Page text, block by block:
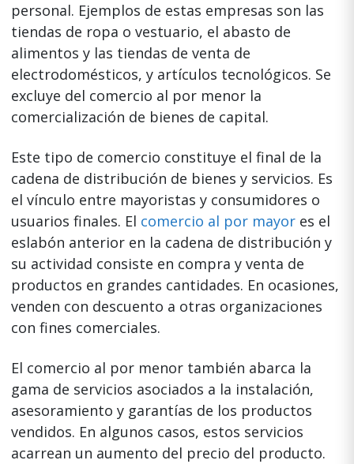
personal. Ejemplos de estas empresas son las
tiendas de ropa o vestuario, el abasto de
alimentos y las tiendas de venta de
electrodomésticos, y artículos tecnológicos. Se
excluye del comercio al por menor la
comercialización de bienes de capital.
Este tipo de comercio constituye el final de la
cadena de distribución de bienes y servicios. Es
el vínculo entre mayoristas y consumidores o
usuarios finales. El comercio al por mayores el
eslabón anterior en la cadena de distribución y
su actividad consiste en compra y venta de
productos en grandes cantidades. En ocasiones,
venden con descuento a otras organizaciones
con fines comerciales.
El comercio al por menor también abarca la
gama de servicios asociados a la instalación,
asesoramiento y garantías de los productos
vendidos. En algunos casos, estos servicios
acarrean un aumento del precio del producto.